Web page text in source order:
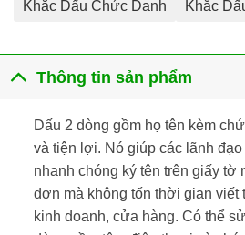
Khắc Dấu Chức Danh Khắc
Thông tin sản phẩm
Dấu 2 dòng gồm họ tên kèm
và tiện lợi. Nó giúp các lãnh
nhanh chóng ký tên trên giấy tờ
đơn mà không tốn thời gian viết
kinh doanh, cửa hàng. Có thể